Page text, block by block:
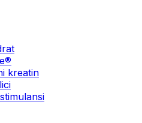
kreatin